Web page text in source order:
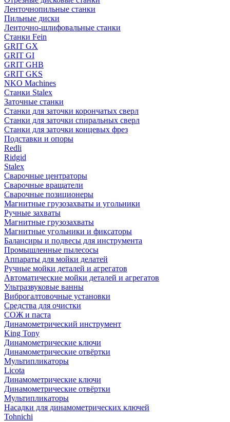
Ленточнопильные станки
Пильные диски
Ленточно-шлифовальные станки
Станки Fein
GRIT GX
GRIT GI
GRIT GHB
GRIT GKS
NKO Machines
Станки Stalex
Заточные станки
Станки для заточки корончатых сверл
Станки для заточки спиральных сверл
Станки для заточки концевых фрез
Подставки и опоры
Redli
Ridgid
Stalex
Сварочные центраторы
Сварочные вращатели
Сварочные позиционеры
Магнитные грузозахваты и угольники
Ручные захваты
Магнитные грузозахваты
Магнитные угольники и фиксаторы
Балансиры и подвесы для инструмента
Промышленные пылесосы
Аппараты для мойки делатей
Ручные мойки деталей и агрегатов
Автоматические мойки деталей и агрегатов
Ультразвуковые ванны
Виброгалтовочные установки
Средства для очистки
СОЖ и паста
Динамометрический инструмент
King Tony
Динамометрические ключи
Динамометрические отвёртки
Мультипликаторы
Licota
Динамометрические ключи
Динамометрические отвёртки
Мультипликаторы
Насадки для динамометрических ключей
Tohnichi